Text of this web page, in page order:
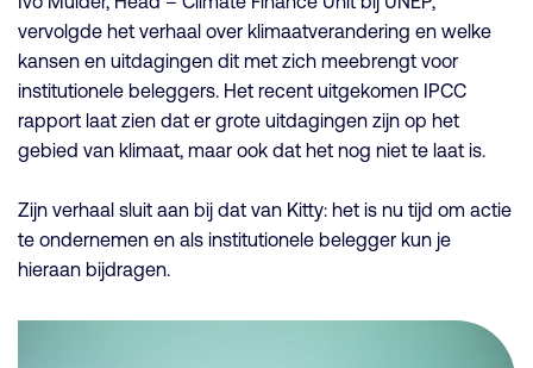
vervolgde het verhaal over klimaatverandering en welke
kansen en uitdagingen dit met zich meebrengt voor
institutionele beleggers. Het recent uitgekomen IPCC
rapport laat zien dat er grote uitdagingen zijn op het
gebied van klimaat, maar ook dat het nog niet te laat is.
Zijn verhaal sluit aan bij dat van Kitty: het is nu tijd om actie
te ondernemen en als institutionele belegger kun je
hieraan bijdragen.